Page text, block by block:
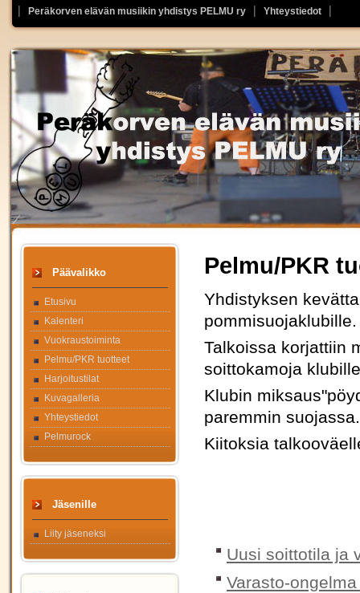
Peräkorven elävän musiikin yhdistys PELMU ry Yhteystiedot
Päävalikko
Etusivu
Kalenteri
Vuokraustoiminta
Pelmu/PKR tuotteet
Harjoitustilat
Kuvagalleria
Yhteystiedot
Pelmurock
Jäsenille
Liity jäseneksi
Pelmu/PKR
Yhdistyksen
pommisuojaklubille.
Talkoissa korjattiin
soittokamoja klubille
Klubin
paremmin suojassa.
Kiitoksia
Uusi soittotila ja
Varasto-